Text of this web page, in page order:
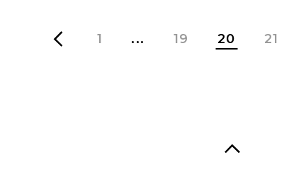
1 ... 19 20 21